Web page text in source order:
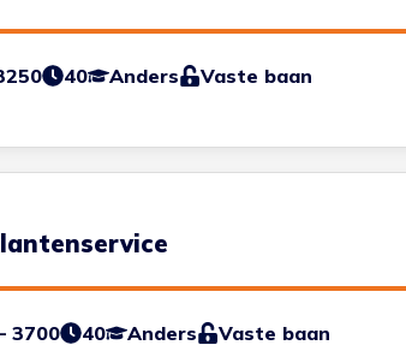
40 Anders Vaste baan
3700 40 Anders Vaste baan